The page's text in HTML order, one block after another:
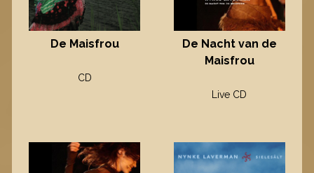
De Maisfrou
CD
De Nacht van de
Maisfrou
Live CD